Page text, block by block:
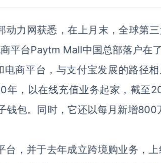
动力网获悉，在上月末，全球第
平台Paytm Mall中国总部落户在了
商平台，与支付宝发展的路径
年，以在线充值业务起家，截至
钱包。同时，它还以每月新增
，并于去年成立跨境购业务，